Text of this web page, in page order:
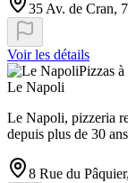
35 Av. de Cran,
Voir les détails
Pizzas
Le Napoli
Le Napoli, pizzeria
depuis plus de 30
8 Rue du